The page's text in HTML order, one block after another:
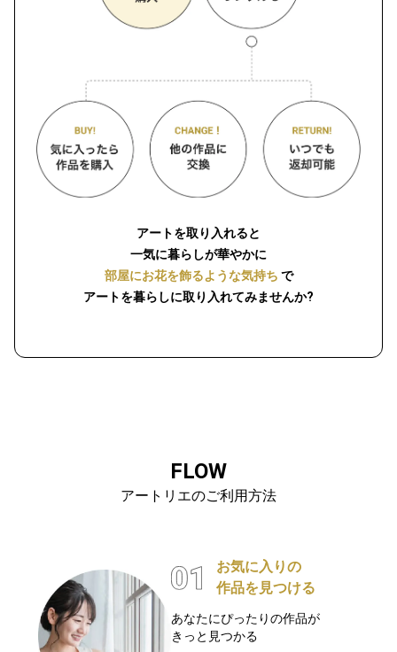
アートを取り入れると
一気に暮らしが華やかに
部屋にお花を飾るような気持ち で
アートを暮らしに取り入れてみませんか?
FLOW
アートリエのご利用方法
お気に入りの
作品を見つける
あなたにぴったりの作品が
きっと見つかる